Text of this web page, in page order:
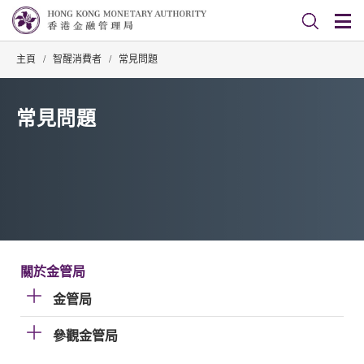
主頁 / 智醒消費者 / 常見問題
常見問題
關於金管局
金管局
參觀金管局